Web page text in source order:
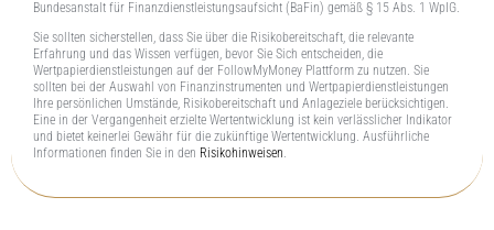
Bundesanstalt für Finanzdienstleistungsaufsicht (BaFin) gemäß § 15 Abs. 1 WpIG.
Sie sollten sicherstellen, dass Sie über die Risikobereitschaft, die relevante
Erfahrung und das Wissen verfügen, bevor Sie Sich entscheiden, die
Wertpapierdienstleistungen auf der FollowMyMoney Plattform zu nutzen. Sie
sollten bei der Auswahl von Finanzinstrumenten und Wertpapierdienstleistungen
Ihre persönlichen Umstände, Risikobereitschaft und Anlageziele berücksichtigen.
Eine in der Vergangenheit erzielte Wertentwicklung ist kein verlässlicher Indikator
und bietet keinerlei Gewähr für die zukünftige Wertentwicklung. Ausführliche
Informationen finden Sie in den Risikohinweisen.